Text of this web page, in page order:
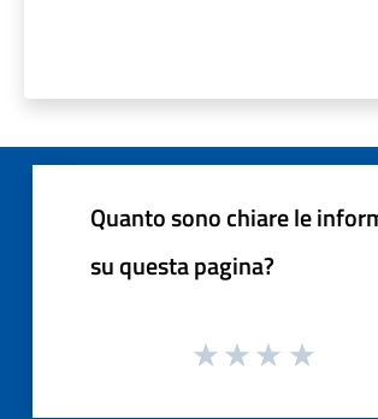
Quanto sono chiare le
su questa pagina?